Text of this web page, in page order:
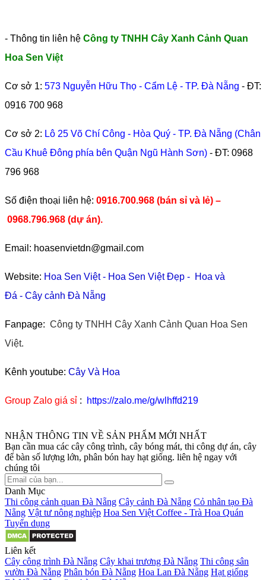
- Thông tin liên hệ Công ty TNHH Cây Xanh Cảnh Quan
Hoa Sen Việt
Cơ sở 1: 573 Nguyễn Hữu Thọ - Cẩm Lệ - TP. Đà Nẵng - ĐT:
0916 700 968
Cơ sở 2: Lô 25 Võ Chí Công - Hòa Quý - TP. Đà Nẵng (Chân
Cầu Khuê Đông phía bên Quận Ngũ Hành Sơn) - ĐT: 0968
796 968
​Số điện thoại liên hệ: 0916.700.968 (bán sỉ và lẻ) –
0968.796.968 (dự án).
Email: hoasenvietdn@gmail.com
Website: Hoa Sen Việt- Hoa Sen Việt Đẹp - Hoa và
Đá - Cây cảnh Đà Nẵng
Fanpage: Công ty TNHH Cây Xanh Cảnh Quan Hoa Sen
Việt.
Kênh youtube: Cây Và Hoa
Group Zalo giá sỉ : https://zalo.me/g/wlhffd219
NHẬN THÔNG TIN VỀ SẢN PHẨM MỚI NHẤT
Bạn cần mua các cây công trình, cây bóng mát, thi công dự án, cây
để bàn số lượng lớn, phân bón hay hạt giống. liên hệ ngay với
chúng tôi
Danh Mục
Thi công cảnh quan Đà Nẵng Cây cảnh Đà Nẵng Cỏ nhân tạo Đà
Nẵng Vật tư nông nghiệp Hoa Sen Việt Coffee - Trà Hoa Quán
Tuyển dụng
Liên kết
Cây công trình Đà Nẵng Cây khai trương Đà Nẵng Thi công sân
vườn Đà Nẵng Phân bón Đà Nẵng Hoa Lan Đà Nẵng Hạt giống